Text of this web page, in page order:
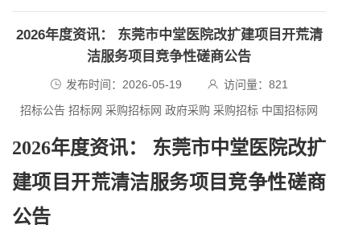
2026年度资讯： 东莞市中堂医院改扩建项目开荒清
洁服务项目竞争性磋商公告
发布时间：2026-05-19 访问量： 821
招标公告 招标网 采购招标网 政府采购 采购招标 中国招标网
2026年度资讯： 东莞市中堂医院改扩
建项目开荒清洁服务项目竞争性磋商
公告